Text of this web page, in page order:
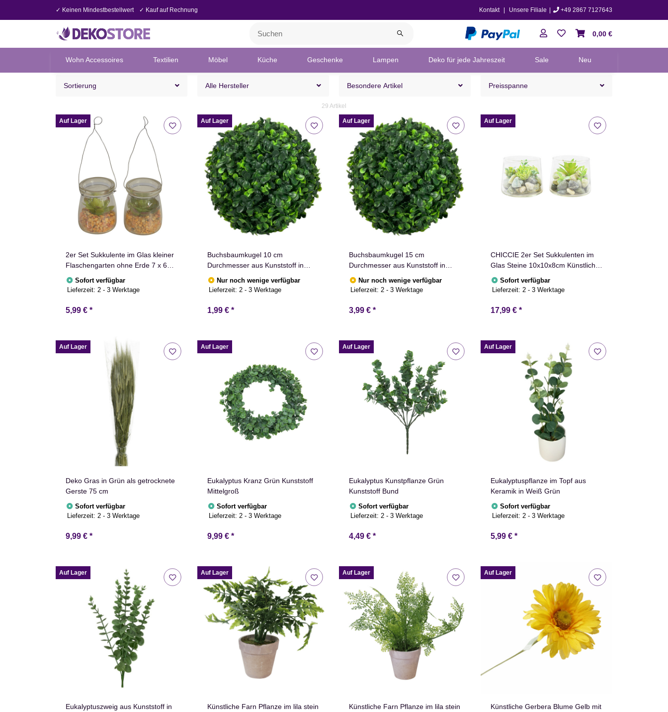
✓ Keinen Mindestbestellwert ✓ Kauf auf Rechnung Kontakt Unsere Filiale +49 2867 7127643
0,00 €
Wohn Accessoires Textilien Möbel Küche Geschenke Lampen Deko für jede Jahreszeit Sale Neu
Sortierung Alle Hersteller Besondere Artikel Preisspanne
29 Artikel
Auf Lager
2er Set Sukkulente im Glas kleiner
Flaschengarten ohne Erde 7 x 6
cm
Sofort verfügbar
Lieferzeit: 2 - 3 Werktage
5,99 € *
Auf Lager
Buchsbaumkugel 10 cm
Durchmesser aus Kunststoff in
Grün
Nur noch wenige verfügbar
Lieferzeit: 2 - 3 Werktage
1,99 € *
Auf Lager
Buchsbaumkugel 15 cm
Durchmesser aus Kunststoff in
Grün
Nur noch wenige verfügbar
Lieferzeit: 2 - 3 Werktage
3,99 € *
Auf Lager
CHICCIE 2er Set Sukkulenten im
Glas Steine 10x10x8cm Künstliche
Zimmerpflanze
Sofort verfügbar
Lieferzeit: 2 - 3 Werktage
17,99 € *
Auf Lager
Deko Gras in Grün als getrocknete
Gerste 75 cm
Sofort verfügbar
Lieferzeit: 2 - 3 Werktage
9,99 € *
Auf Lager
Eukalyptus Kranz Grün Kunststoff
Mittelgroß
Sofort verfügbar
Lieferzeit: 2 - 3 Werktage
9,99 € *
Auf Lager
Eukalyptus Kunstpflanze Grün
Kunststoff Bund
Sofort verfügbar
Lieferzeit: 2 - 3 Werktage
4,49 € *
Auf Lager
Eukalyptuspflanze im Topf aus
Keramik in Weiß Grün
Sofort verfügbar
Lieferzeit: 2 - 3 Werktage
5,99 € *
Auf Lager
Eukalyptuszweig aus Kunststoff in
Auf Lager
Künstliche Farn Pflanze im lila stein
Auf Lager
Künstliche Farn Pflanze im lila stein
Auf Lager
Künstliche Gerbera Blume Gelb mit